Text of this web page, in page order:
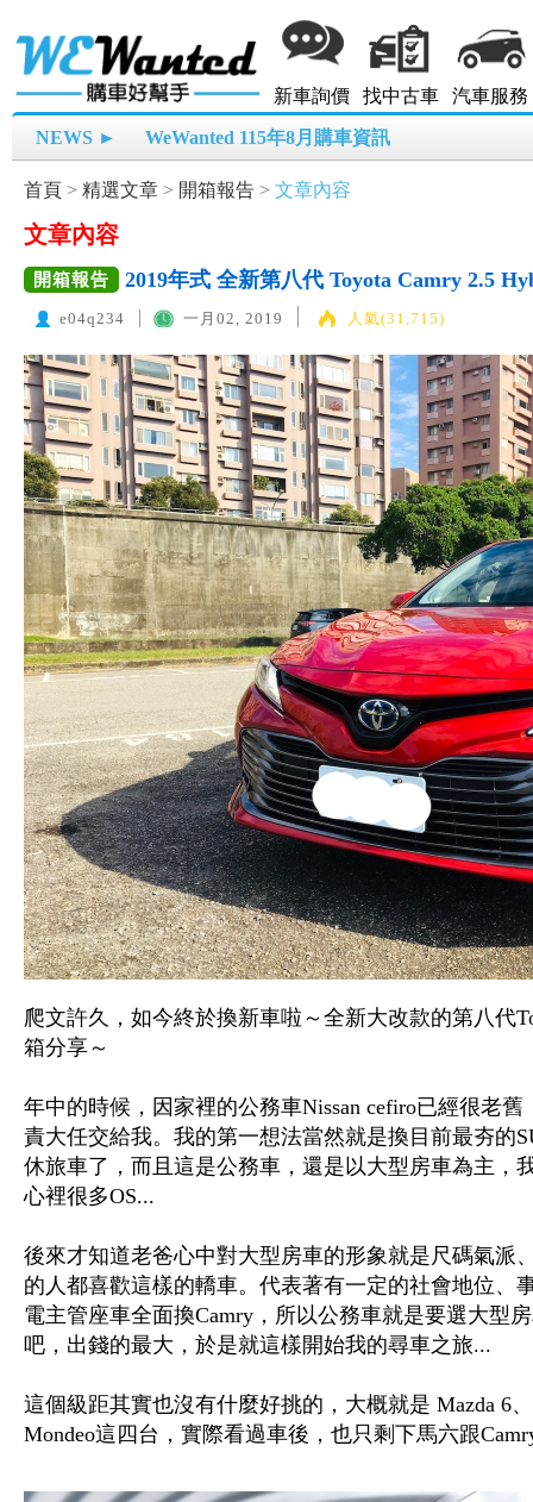
新車詢價 找中古車 汽車服務
NEWS ► WeWanted 115年8月購車資訊
首頁 > 精選文章 > 開箱報告 > 文章內容
文章內容
開箱報告 2019年式 全新第八代 Toyota Camry 2.5
e04q234 一月02, 2019 人氣(31,715)
爬文許久，如今終於換新車啦～全新大改款的第八代
箱分享～
年中的時候，因家裡的公務車Nissan cefiro已經很老
責大任交給我。我的第一想法當然就是換目前最夯的
休旅車了，而且這是公務車，還是以大型房車為主，
心裡很多OS...
後來才知道老爸心中對大型房車的形象就是尺碼氣派
的人都喜歡這樣的轎車。代表著有一定的社會地位、
電主管座車全面換Camry，所以公務車就是要選大型
吧，出錢的最大，於是就這樣開始我的尋車之旅...
這個級距其實也沒有什麼好挑的，大概就是 Mazda 6、
Mondeo這四台，實際看過車後，也只剩下馬六跟